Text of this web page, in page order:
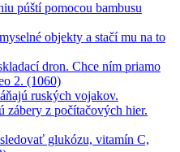
púští pomocou bambusu
objekty a stačí mu na to
dron. Chce ním priamo
2. (1060)
ruských vojakov.
zábery z počítačových hier.
glukózu, vitamín C,